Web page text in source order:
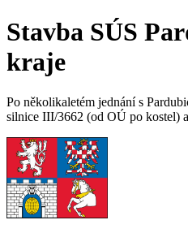
Stavba SÚS
kraje
Po několikaletém jednání s
silnice III/3662 (od OÚ po kostel)